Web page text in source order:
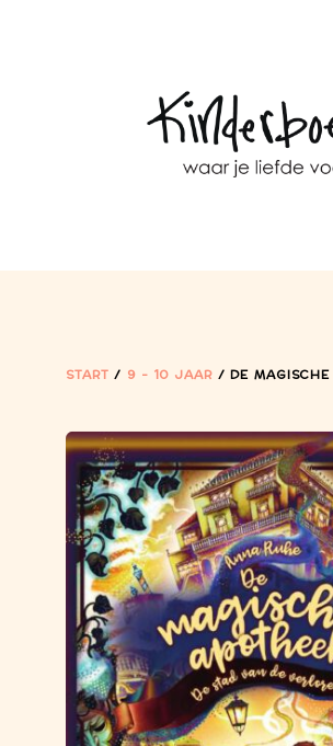
START / 9 - 10 JAAR/ DE MAGISCHE